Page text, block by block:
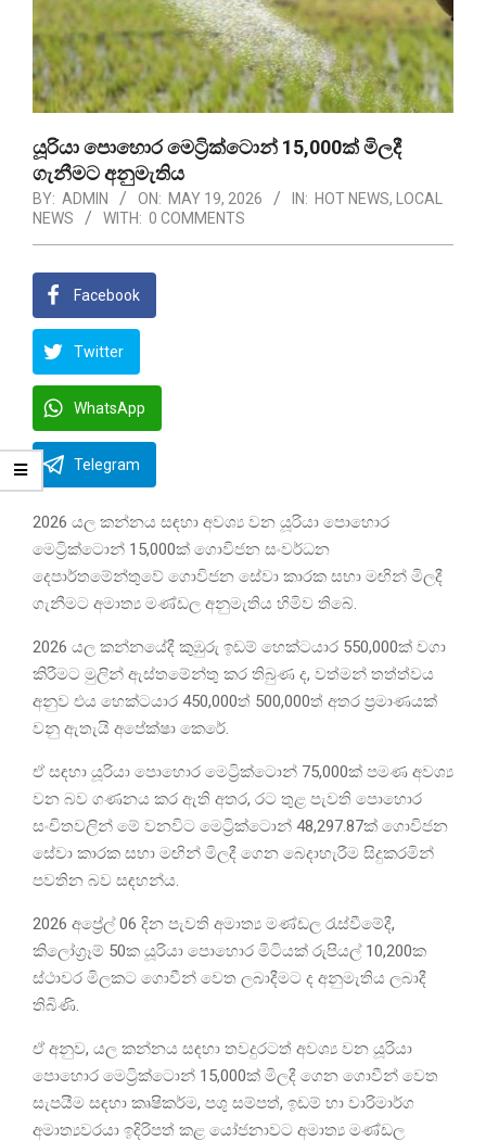
යූරියා පොහොර මෙට්‍රික්ටොන් 15,000ක් මිලදී
ගැනීමට අනුමැතිය
BY: ADMIN ON: MAY 19, 2026 IN: HOT NEWS,
LOCAL
NEWS
WITH: 0 COMMENTS
Facebook
Twitter
WhatsApp
Telegram
2026 යල කන්නය සඳහා අවශ්‍ය වන යූරියා පොහොර
මෙට්‍රික්ටොන් 15,000ක් ගොවිජන සංවර්ධන
දෙපාර්තමේන්තුවේ ගොවිජන සේවා කාරක සභා මඟින් මිලදී
ගැනීමට අමාත්‍ය මණ්ඩල අනුමැතිය හිමිව තිබේ.
2026 යල කන්නයේදී කුඹුරු ඉඩම් හෙක්ටයාර 550,000ක් වගා
කිරීමට මුලින් ඇස්තමේන්තු කර තිබුණ ද, වත්මන් තත්ත්වය
අනුව එය හෙක්ටයාර 450,000ත් 500,000ත් අතර ප්‍රමාණයක්
වනු ඇතැයි අපේක්ෂා කෙරේ.
ඒ සඳහා යූරියා පොහොර මෙට්‍රික්ටොන් 75,000ක් පමණ අවශ්‍ය
වන බව ගණනය කර ඇති අතර, රට තුළ පැවති පොහොර
සංචිතවලින් මේ වනවිට මෙට්‍රික්ටොන් 48,297.87ක් ගොවිජන
සේවා කාරක සභා මඟින් මිලදී ගෙන බෙදාහැරීම සිදුකරමින්
පවතින බව සඳහන්ය.
2026 අප්‍රේල් 06 දින පැවති අමාත්‍ය මණ්ඩල රැස්වීමේදී,
කිලෝග්‍රෑම් 50ක යූරියා පොහොර මිටියක් රුපියල් 10,200ක
ස්ථාවර මිලකට ගොවීන් වෙත ලබාදීමට ද අනුමැතිය ලබාදී
තිබිණි.
ඒ අනුව, යල කන්නය සඳහා තවදුරටත් අවශ්‍ය වන යූරියා
පොහොර මෙට්‍රික්ටොන් 15,000ක් මිලදී ගෙන ගොවීන් වෙත
සැපයීම සඳහා කෘෂිකර්ම, පශු සම්පත්, ඉඩම් හා වාරිමාර්ග
අමාත්‍යවරයා ඉදිරිපත් කළ යෝජනාවට අමාත්‍ය මණ්ඩල